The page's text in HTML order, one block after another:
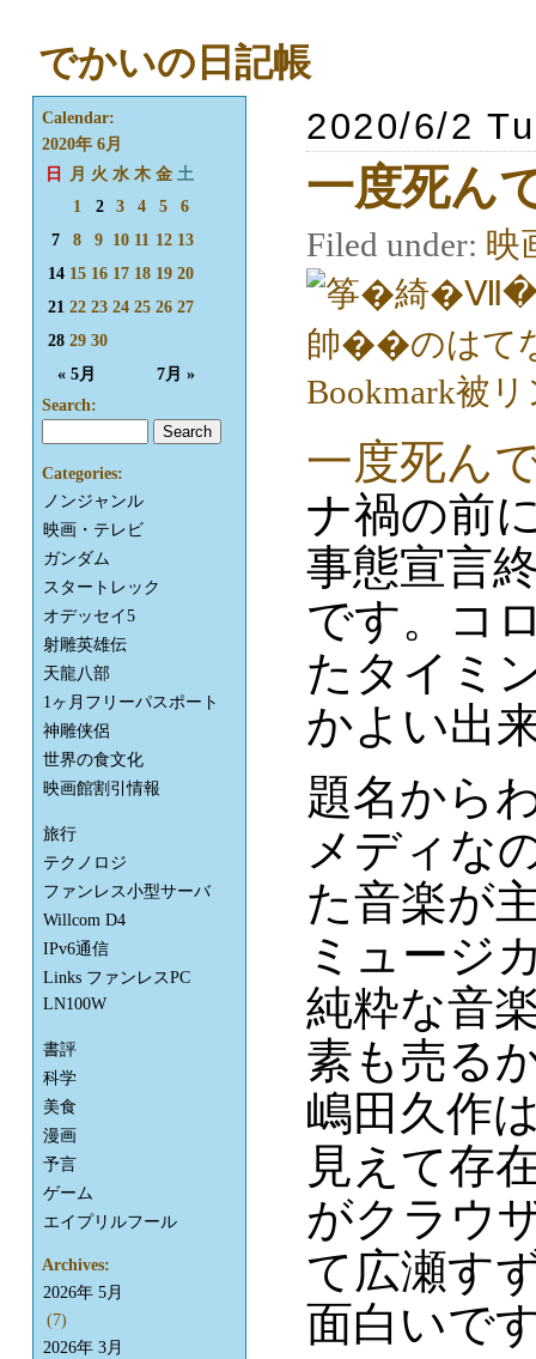
でかいの日記帳
2020/6/2
一度死ん
Filed under: 映
一度死ん
ナ禍の前
事態宣言
です。コ
たタイミ
かよい出
題名から
メディな
た音楽が
ミュージ
純粋な音
素も売る
嶋田久作
見えて存
がクラウ
て広瀬す
面白いで
Calendar:
2020年 6月
日
月 火 水 木 金 土
« 5月 7月 »
1 2 3 4 5
6
7
8 9 10 11 12 13
14 15 16 17 18 19 20
21 22 23 24 25 26 27
28 29 30
Search:
Categories:
ノンジャンル
映画・テレビ
ガンダム
スタートレック
オデッセイ5
射雕英雄伝
天龍八部
1ヶ月フリーパスポート
神雕侠侶
世界の食文化
映画館割引情報
旅行
テクノロジ
ファンレス小型サーバ
Willcom D4
IPv6通信
Links ファンレスPC
LN100W
書評
科学
美食
漫画
予言
ゲーム
エイプリルフール
Archives:
2026年 5月
(7)
2026年 3月